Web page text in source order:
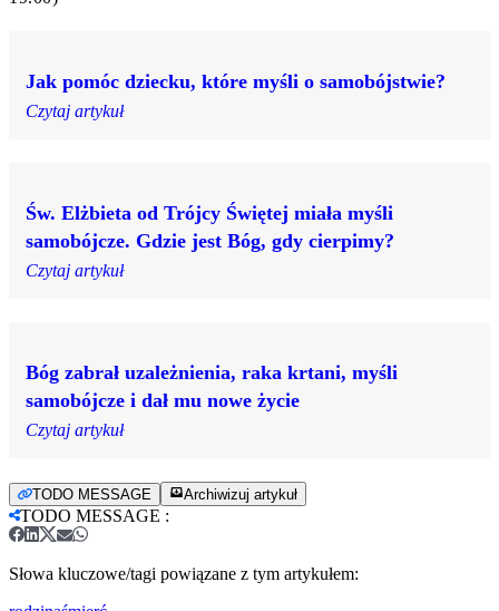
Jak pomóc dziecku, które myśli o samobójstwie?
Czytaj artykuł
Św. Elżbieta od Trójcy Świętej miała myśli
samobójcze. Gdzie jest Bóg, gdy cierpimy?
Czytaj artykuł
Bóg zabrał uzależnienia, raka krtani, myśli
samobójcze i dał mu nowe życie
Czytaj artykuł
TODO MESSAGE Archiwizuj artykuł
TODO MESSAGE :
Słowa kluczowe/tagi powiązane z tym artykułem: